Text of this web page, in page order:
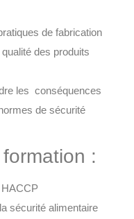
de fabrication
des produits
les conséquences
de sécurité
:
sécurité alimentaire